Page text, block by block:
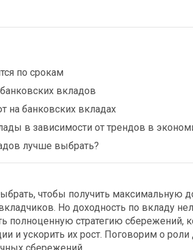
по срокам
вкладов
на банковских вкладах
в зависимости от трендов в
лучше выбрать?
чтобы получить максимальную
Но доходность по вкладу
полноценную стратегию сбережений,
и ускорить их рост. Поговорим о